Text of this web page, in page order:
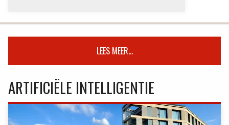
LEES MEER...
ARTIFICIËLE INTELLIGENTIE